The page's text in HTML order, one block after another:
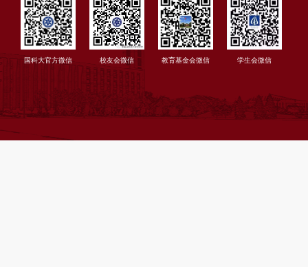
国科大官方微信 校友会微信 教育基金会微信 学生会微信